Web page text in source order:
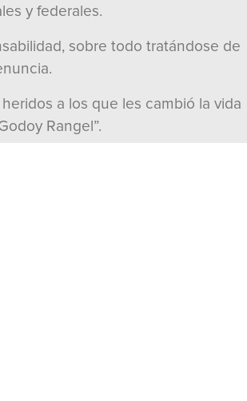
y federales.
sobre todo tratándose de
a los que les cambió la vida
Rangel”.